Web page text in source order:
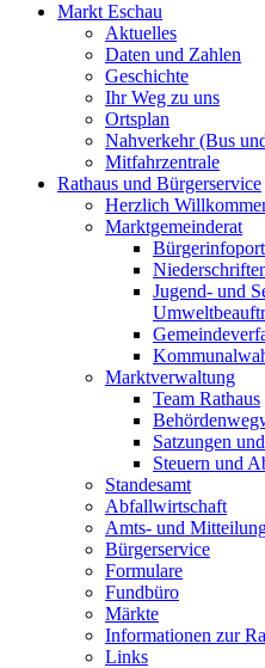
Markt Eschau
Aktuelles
Daten und Zahlen
Geschichte
Ihr Weg zu uns
Ortsplan
Nahverkehr (Bus
Mitfahrzentrale
Rathaus und Bürgerservice
Herzlich
Marktgemeinderat
Jugend- und
Marktverwaltung
Team Rathaus
Satzungen
Steuern und
Standesamt
Abfallwirtschaft
Amts- und
Bürgerservice
Formulare
Fundbüro
Märkte
Informationen zur
Links